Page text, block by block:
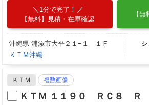
1分で完了！
【無料】見積・在庫確認
【
沖縄県 浦添市大平２１−１ １Ｆ
ＫＴＭ沖縄
シ
ＫＴＭ 複数画像
ＫＴＭ １１９０ ＲＣ８ Ｒ